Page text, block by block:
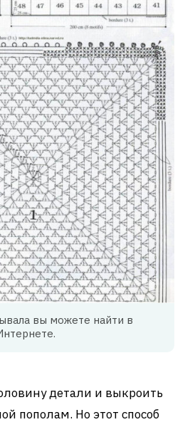
вы можете найти в
детали и выкроить
пополам. Но этот способ